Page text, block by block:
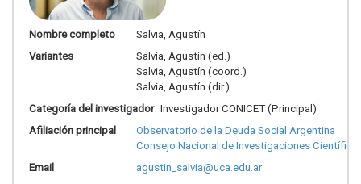
Nombre completo
Salvia, Agustín
Variantes
Salvia, Agustín (ed.)
Salvia, Agustín (coord.)
Salvia, Agustín (dir.)
Categoría del investigador Investigador CONICET (Principal)
Afiliación principal
Observatorio de la Deuda Social Argentina
Consejo Nacional de Investigaciones
Email
agustin_salvia@uca.edu.ar